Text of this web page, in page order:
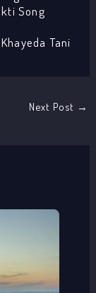
Song
Tani
Next Post →